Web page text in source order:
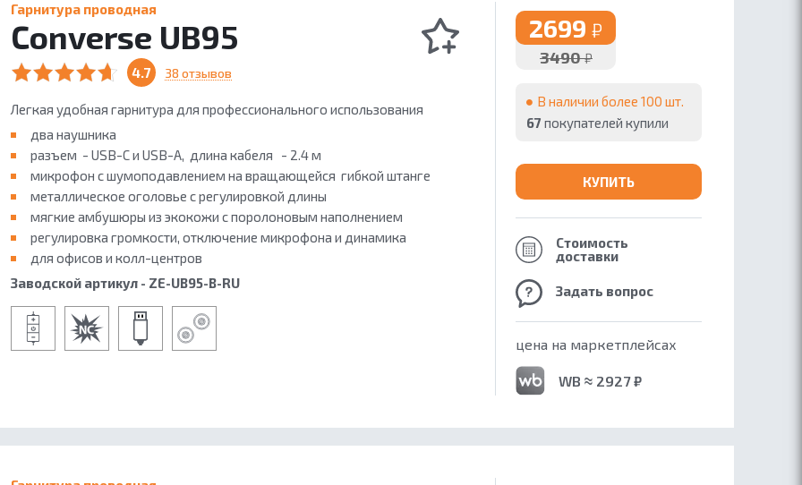
Гарнитура проводная
Converse UB95
4.7 38 отзывов
Легкая удобная гарнитура для профессионального использования
два наушника
разъем - USB-C и USB-A, длина кабеля - 2.4 м
микрофон с шумоподавлением на вращающейся гибкой штанге
металлическое оголовье с регулировкой длины
мягкие амбушюры из экокожи с поролоновым наполнением
регулировка громкости, отключение микрофона и динамика
для офисов и колл-центров
Заводской артикул - ZE-UB95-B-RU
2699 ₽
3490₽
В наличии более 100 шт.
67 покупателей купили
КУПИТЬ
Стоимость
доставки
Задать вопрос
цена на маркетплейсах
WB ≈ 2927 ₽